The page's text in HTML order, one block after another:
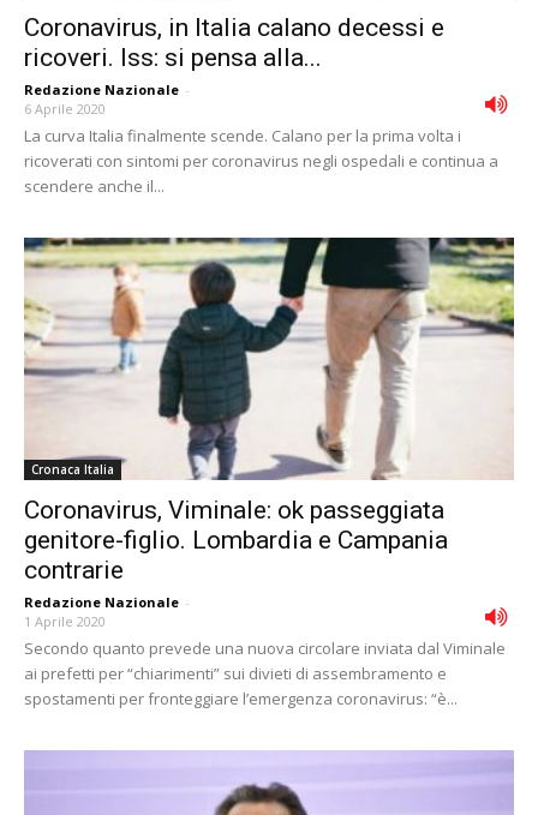
Coronavirus, in Italia calano decessi e
ricoveri. Iss: si pensa alla...
Redazione Nazionale -
6 Aprile 2020
La curva Italia finalmente scende. Calano per la prima volta i
ricoverati con sintomi per coronavirus negli ospedali e continua a
scendere anche il...
Cronaca Italia
Coronavirus, Viminale: ok passeggiata
genitore-figlio. Lombardia e Campania
contrarie
Redazione Nazionale -
1 Aprile 2020
Secondo quanto prevede una nuova circolare inviata dal Viminale
ai prefetti per “chiarimenti” sui divieti di assembramento e
spostamenti per fronteggiare l’emergenza coronavirus: “è...